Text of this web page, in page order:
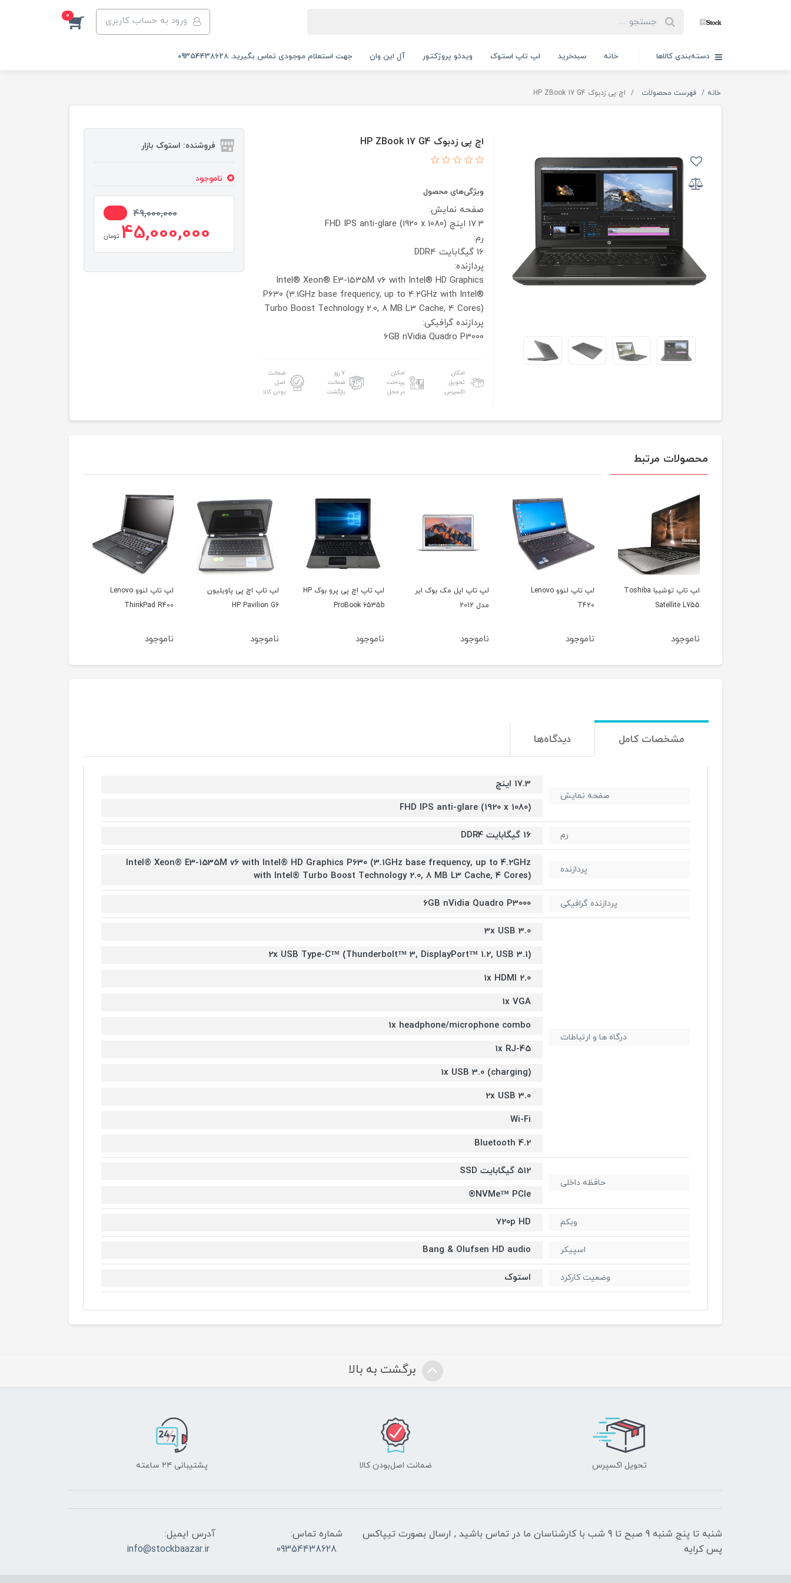
ورود به حساب کاربری 0
دسته‌بندی کالاها خانه سبدخرید لپ تاپ استوک ویدئو پروژکتور آل این وان جهت استعلام موجودی تماس بگیرید. 09354438628
خانه فهرست محصولات اچ پی زدبوک HP ZBook 17 G4
اچ پی زدبوک HP ZBook 17 G4
ویژگی‌های محصول
صفحه نمایش:
17.3 اینچ
FHD IPS anti-glare (1920 x 1080)
رم:
16 گیگابایت DDR4
پردازنده:
Intel® Xeon® E3-1535M v6 with Intel® HD Graphics
P630 (3.1GHz base frequency, up to 4.2GHz with Intel®
Turbo Boost Technology 2.0, 8 MB L3 Cache, 4 Cores)
پردازنده گرافیکی:
6GB nVidia Quadro P3000
امکان
تحویل
اکسپرس
امکان
پرداخت
در محل
۷ روز
ضمانت
بازگشت
ضمانت
اصل
بودن کالا
فروشنده: استوک بازار
ناموجود
49,000,000
45,000,000 تومان
محصولات مرتبط
لپ تاپ توشیبا Toshiba
Satellite L755
ناموجود
لپ تاپ لنوو Lenovo
T420
ناموجود
لپ تاپ اپل مک بوک ایر
مدل 2012
ناموجود
لپ تاپ اچ پی پرو بوک HP
ProBook 6535b
ناموجود
لپ تاپ اچ پی پاویلیون
HP Pavilion G6
ناموجود
لپ تاپ لنوو Lenovo
ThinkPad R400
ناموجود
مشخصات کامل دیدگاه‌ها
صفحه نمایش
17.3 اینچ
FHD IPS anti-glare (1920 x 1080)
رم 16 گیگابایت DDR4
پردازنده
Intel® Xeon® E3-1535M v6 with Intel® HD Graphics P630 (3.1GHz base frequency, up to 4.2GHz
with Intel® Turbo Boost Technology 2.0, 8 MB L3 Cache, 4 Cores)
پردازنده گرافیکی 6GB nVidia Quadro P3000
درگاه ها و ارتباطات
3x USB 3.0
2x USB Type-C™ (Thunderbolt™ 3, DisplayPort™ 1.2, USB 3.1)
1x HDMI 2.0
1x VGA
1x headphone/microphone combo
1x RJ-45
1x USB 3.0 (charging)
2x USB 3.0
Wi-Fi
Bluetooth 4.2
حافظه داخلی
512 گیگابایت SSD
NVMe™ PCIe®
وبکم 720p HD
اسپیکر Bang & Olufsen HD audio
وضعیت کارکرد استوک
برگشت به بالا
تحویل اکسپرس ضمانت اصل‌بودن کالا پشتیبانی ۲۴ ساعته
شنبه تا پنج شنبه 9 صبح تا 9 شب با کارشناسان ما در تماس باشید , ارسال بصورت تیپاکس
پس کرایه
شماره تماس:
09354438628
آدرس ایمیل:
info@stockbaazar.ir